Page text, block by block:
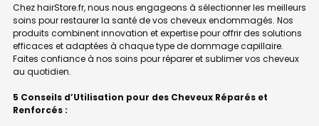
Chez hairStore.fr, nous nous engageons à sélectionner les meilleurs
soins pour restaurer la santé de vos cheveux endommagés. Nos
produits combinent innovation et expertise pour offrir des solutions
efficaces et adaptées à chaque type de dommage capillaire.
Faites confiance à nos soins pour réparer et sublimer vos cheveux
au quotidien.
5 Conseils d’Utilisation pour des Cheveux Réparés et
Renforcés :